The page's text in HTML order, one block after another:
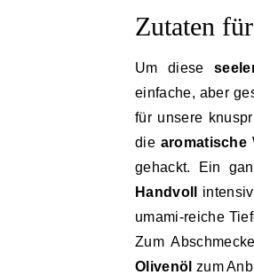
Zutaten
Um diese
einfache, aber
für unsere
die aromatische
gehackt. Ein
Handvoll
umami-reiche
Zum
Olivenöl zum